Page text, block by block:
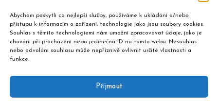
Abychom poskytli co nejlepší služby, používáme k ukládání a/nebo
přístupu k informacím o zařízení, technologie jako jsou soubory cookies.
Souhlas s těmito technologiemi nám umožní zpracovávat údaje, jako je
chování při procházení nebo jedinečná ID na tomto webu. Nesouhlas
nebo odvolání souhlasu může nepříznivě ovlivnit určité vlastnosti a
funkce.
Příjmout